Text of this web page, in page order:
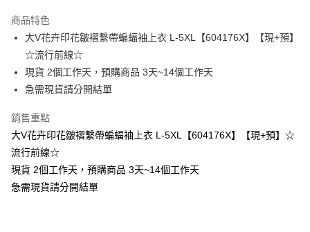
Apple Pay
街口支付
悠遊付
Google Pay
全支付
大哥付你分期
商品特色
大V花卉印花皺褶繫帶蝙蝠袖上衣 L-5XL【604176X】【現+預】
☆流行前線☆
現貨 2個工作天，預購商品 3天~14個工作天
急需現貨請分開結單
銷售重點
大V花卉印花皺褶繫帶蝙蝠袖上衣 L-5XL【604176X】【現+預】☆
流行前線☆
現貨 2個工作天，預購商品 3天~14個工作天
急需現貨請分開結單